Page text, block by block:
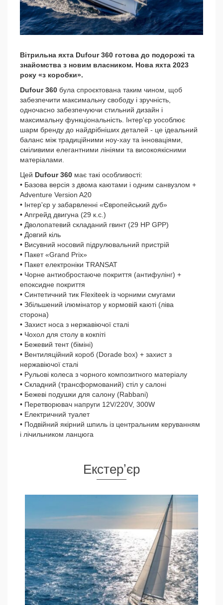
Вітрильна яхта Dufour 360 готова до подорожі та
знайомства з новим власником. Нова яхта 2023
року «з коробки».
Dufour 360 була спроєктована таким чином, щоб
забезпечити максимальну свободу і зручність,
одночасно забезпечуючи стильний дизайн і
максимальну функціональність. Інтер'єр уособлює
шарм бренду до найдрібніших деталей - це ідеальний
баланс між традиційними ноу-хау та інноваціями,
сміливими елегантними лініями та високоякісними
матеріалами.
Цей Dufour 360 має такі особливості:
• Базова версія з двома каютами і одним санвузлом +
Adventure Version A20
• Інтер'єр у забарвленні «Європейський дуб»
• Апгрейд двигуна (29 к.с.)
• Дволопатевий складаний гвинт (29 HP GPP)
• Довгий кіль
• Висувний носовий підрулювальний пристрій
• Пакет «Grand Prix»
• Пакет електроніки TRANSAT
• Чорне антиобростаюче покриття (антифулінг) +
епоксидне покриття
• Синтетичний тик Flexiteek із чорними смугами
• Збільшений ілюмінатор у кормовій каюті (ліва
сторона)
• Захист носа з нержавіючої сталі
• Чохол для столу в кокпіті
• Бежевий тент (біміні)
• Вентиляційний короб (Dorade box) + захист з
нержавіючої сталі
• Рульові колеса з чорного композитного матеріалу
• Складний (трансформований) стіл у салоні
• Бежеві подушки для салону (Rabbani)
• Перетворювач напруги 12V/220V, 300W
• Електричний туалет
• Подвійний якірний шпиль із центральним керуванням
і лічильником ланцюга
Екстерʼєр